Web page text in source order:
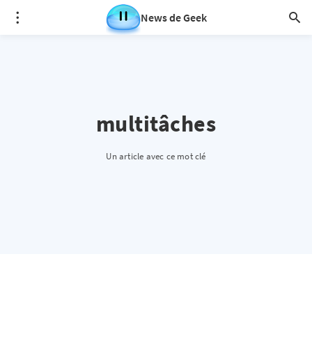
News de Geek
multitâches
Un article avec ce mot clé